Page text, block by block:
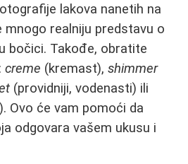
lakova nanetih na
mnogo realniju predstavu o
bočici. Takođe, obratite
creme (kremast), shimmer
(providniji, vodenasti) ili
Ovo će vam pomoći da
odgovara vašem ukusu i